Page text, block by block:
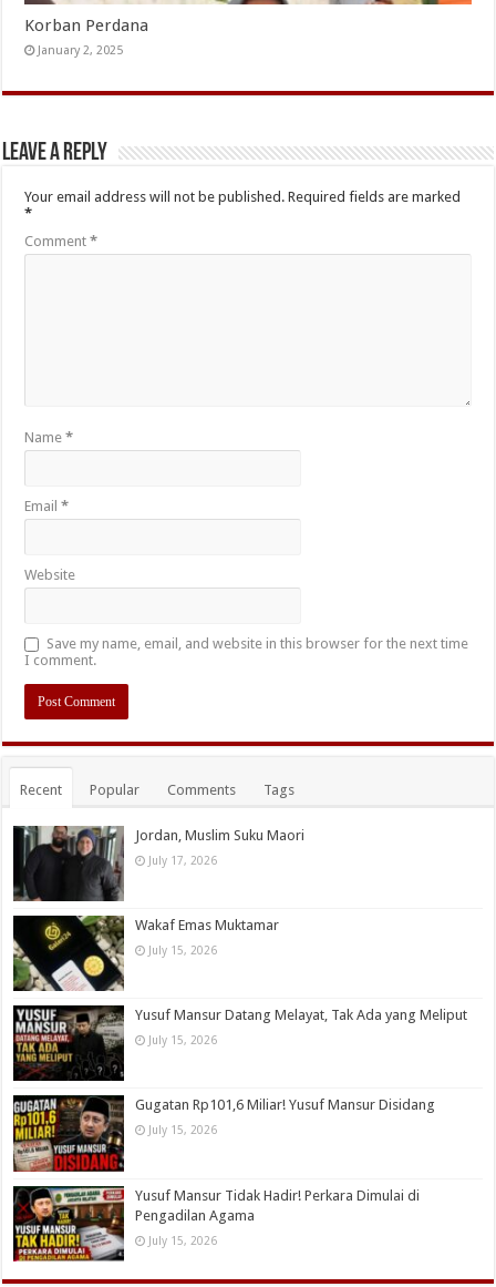
Korban Perdana
January 2, 2025
Leave a Reply
Your email address will not be published. Required fields are marked
*
Comment*
Name*
Email*
Website
Save my name, email, and website in this browser for the next time
I comment.
Recent Popular Comments Tags
Jordan, Muslim Suku Maori
July 17, 2026
Wakaf Emas Muktamar
July 15, 2026
Yusuf Mansur Datang Melayat, Tak Ada yang Meliput
July 15, 2026
Gugatan Rp101,6 Miliar! Yusuf Mansur Disidang
July 15, 2026
Yusuf Mansur Tidak Hadir! Perkara Dimulai di
Pengadilan Agama
July 15, 2026